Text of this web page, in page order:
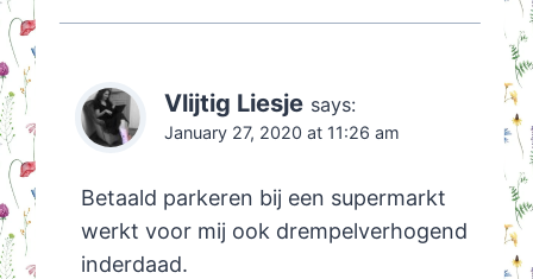
Vlijtig Liesje says:
January 27, 2020 at 11:26 am
Betaald parkeren bij een supermarkt
werkt voor mij ook drempelverhogend
inderdaad.